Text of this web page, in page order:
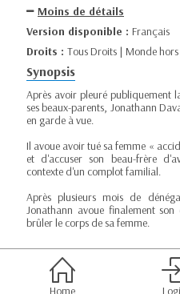
Moins de détails
Version disponible : Français
Droits : Tous Droits | Monde
Synopsis
Après avoir pleuré publiquement
ses beaux-parents, Jonathann
en garde à vue.
Il avoue avoir tué sa femme «
et d'accuser son beau-frère
contexte d'un complot familial.
Après plusieurs mois de
Jonathann avoue finalement
brûler le corps de sa femme.
Home